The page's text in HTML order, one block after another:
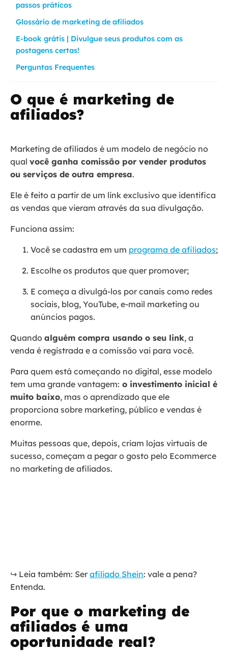
passos práticos
Glossário de marketing de afiliados
E-book grátis | Divulgue seus produtos com as
postagens certas!
Perguntas Frequentes
O que é marketing de
afiliados?
Marketing de afiliados é um modelo de negócio no
qual você ganha comissão por vender produtos
ou serviços de outra empresa.
Ele é feito a partir de um link exclusivo que identifica
as vendas que vieram através da sua divulgação.
Funciona assim:
Você se cadastra em um programa de afiliados;
Escolhe os produtos que quer promover;
E começa a divulgá-los por canais como redes
sociais, blog, YouTube, e-mail marketing ou
anúncios pagos.
Quando alguém compra usando o seu link, a
venda é registrada e a comissão vai para você.
Para quem está começando no digital, esse modelo
tem uma grande vantagem: o investimento inicial é
muito baixo, mas o aprendizado que ele
proporciona sobre marketing, público e vendas é
enorme.
Muitas pessoas que, depois, criam lojas virtuais de
sucesso, começam a pegar o gosto pelo Ecommerce
no marketing de afiliados.
↪️ Leia também: Ser afiliado Shein: vale a pena?
Entenda.
Por que o marketing de
afiliados é uma
oportunidade real?